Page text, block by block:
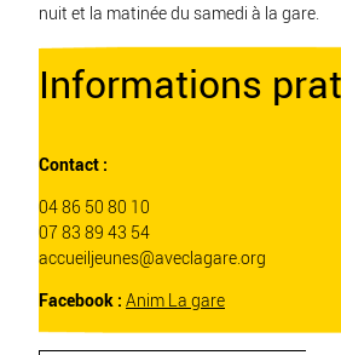
nuit et la matinée du samedi à la gare.
Informations
Contact :
04 86 50 80 10
07 83 89 43 54
accueiljeunes@aveclagare.org
Facebook : Anim La gare